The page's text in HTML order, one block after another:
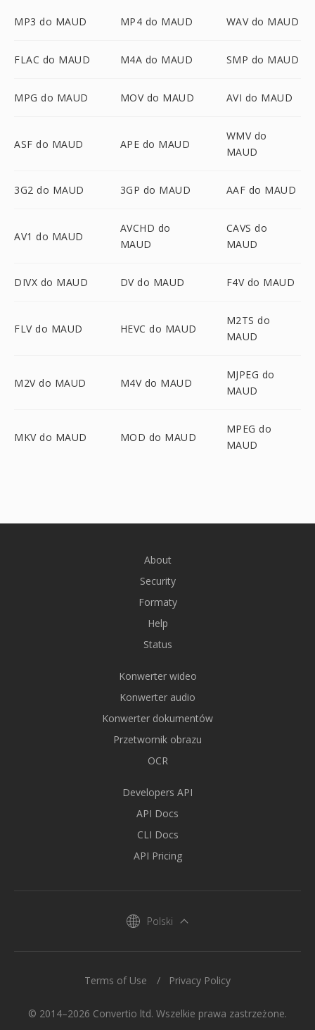
MP3 do MAUD MP4 do MAUD WAV do MAUD
FLAC do MAUD M4A do MAUD SMP do MAUD
MPG do MAUD MOV do MAUD AVI do MAUD
ASF do MAUD APE do MAUD
WMV do
MAUD
3G2 do MAUD 3GP do MAUD AAF do MAUD
AV1 do MAUD
AVCHD do
MAUD
CAVS do
MAUD
DIVX do MAUD DV do MAUD F4V do MAUD
FLV do MAUD HEVC do MAUD
M2TS do
MAUD
M2V do MAUD M4V do MAUD
MJPEG do
MAUD
MKV do MAUD MOD do MAUD
MPEG do
MAUD
About
Security
Formaty
Help
Status
Konwerter wideo
Konwerter audio
Konwerter dokumentów
Przetwornik obrazu
OCR
Developers API
API Docs
CLI Docs
API Pricing
Polski
© 2014–2026 Convertio ltd. Wszelkie prawa zastrzeżone.
Terms of Use Privacy Policy